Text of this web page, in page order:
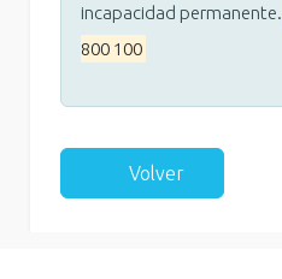
incapacidad permanente.
800 100
Volver